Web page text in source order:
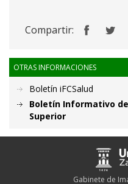
Compartir:
OTRAS INFORMACIONES
Boletín iFCSalud
Boletín Informativo
Superior
Gabinete de